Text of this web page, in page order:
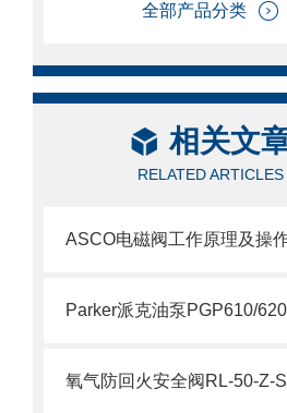
全部产品分类
相关文
RELATED ARTICLES
ASCO电磁阀工作原理及操